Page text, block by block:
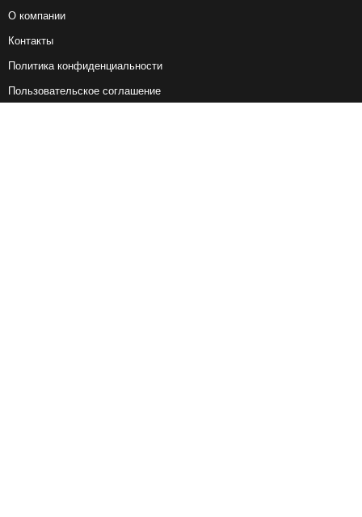
О компании
Контакты
Политика конфиденциальности
Пользовательское соглашение